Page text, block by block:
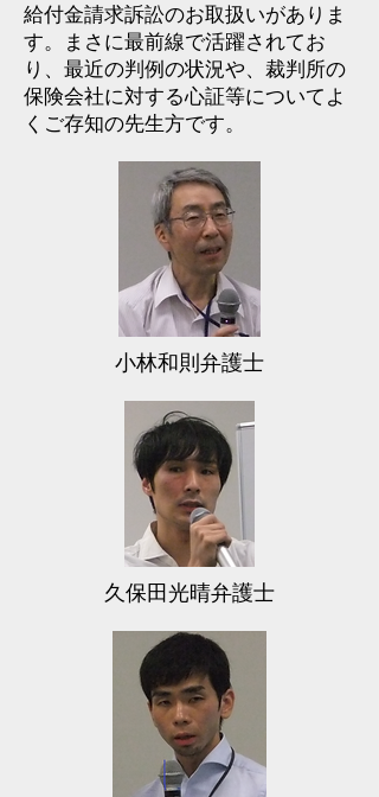
給付金請求訴訟のお取扱いがありま
す。まさに最前線で活躍されてお
り、最近の判例の状況や、裁判所の
保険会社に対する心証等についてよ
くご存知の先生方です。
小林和則弁護士
久保田光晴弁護士